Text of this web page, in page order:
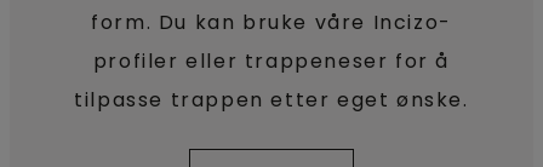
form. Du kan bruke våre Incizo-
profiler eller trappeneser for å
tilpasse trappen etter eget ønske.